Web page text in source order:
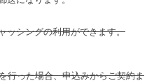
ッシングの利用ができます。
行った場合、申込みからご契約ま